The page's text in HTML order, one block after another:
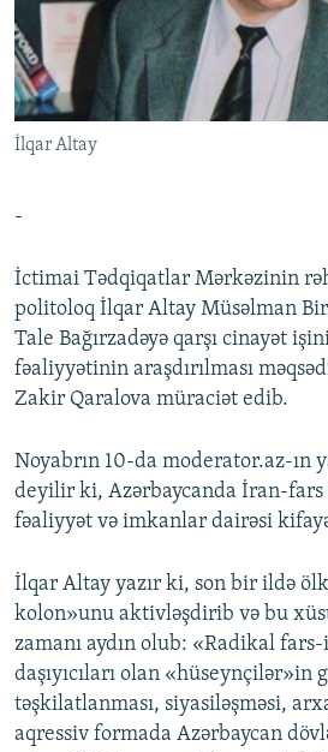
İNFOQRAFIKA
KARIKATURA
AZƏRBAYCAN ƏDƏBIYYATI KITABXANASI
İSLAM VƏ DEMOKRATIYA
İZ - MƏDƏNIYYƏT PROQRAMI
MISSIYAMIZ
PEŞƏ ETIKASI VƏ JURNALISTIKA
MATERIALLARIMIZDAN ISTIFADƏ
AZADLIQRADIOSU MOBIL TELEFONUNUZDA
BIZI IZLƏ
RFE/RL-in bütün saytları
İlqar Altay
-
İctimai Tədqiqatlar Mərkəzinin
politoloq İlqar Altay Müsəlman
Tale Bağırzadəyə qarşı cinayət
fəaliyyətinin araşdırılması
Zakir Qaralova müraciət edib.
Noyabrın 10-da moderator.az-ın
deyilir ki, Azərbaycanda İran-fars
fəaliyyət və imkanlar dairəsi
İlqar Altay yazır ki, son bir ildə
kolon»unu aktivləşdirib və bu
zamanı aydın olub: «Radikal
daşıyıcıları olan «hüseynçilər»in
təşkilatlanması, siyasiləşməsi,
aqressiv formada Azərbaycan